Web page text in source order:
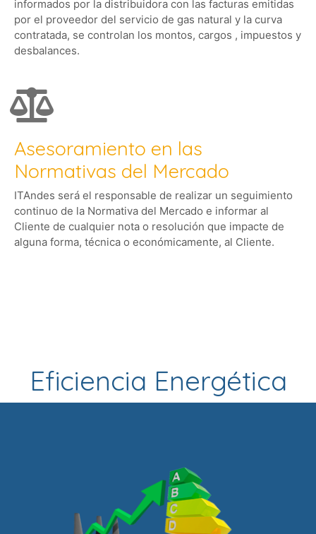
informados por la distribuidora con las facturas emitidas
por el proveedor del servicio de gas natural y la curva
contratada, se controlan los montos, cargos , impuestos y
desbalances.
Asesoramiento en las
Normativas del Mercado
ITAndes será el responsable de realizar un seguimiento
continuo de la Normativa del Mercado e informar al
Cliente de cualquier nota o resolución que impacte de
alguna forma, técnica o económicamente, al Cliente.
Eficiencia Energética